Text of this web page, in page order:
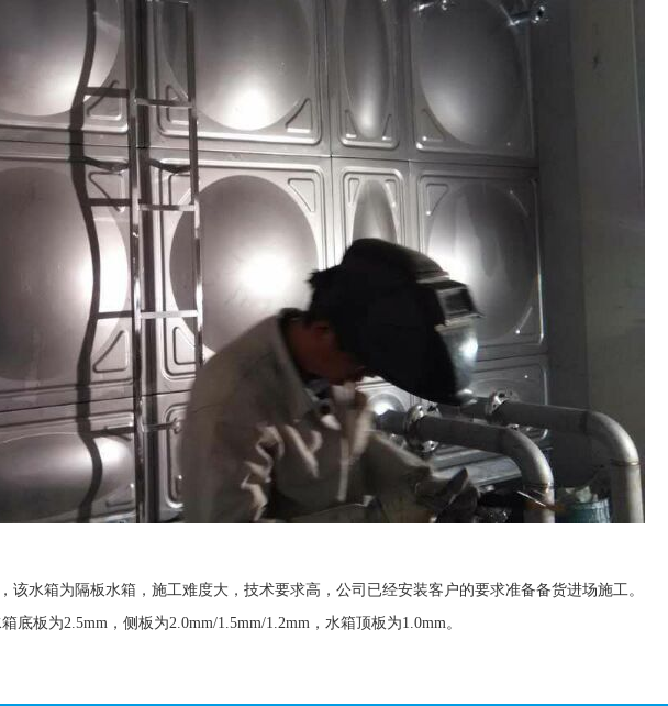
水箱为隔板水箱，施工难度大，技术要求高，公司已经安装客户的要求准备备货进场施工。
板为2.5mm，侧板为2.0mm/1.5mm/1.2mm，水箱顶板为1.0mm。